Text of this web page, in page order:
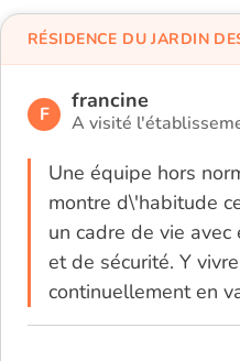
F
francine
A visité
Une équipe hors
montre d\'habitude
un cadre de vie
et de sécurité. Y
continuellement en
RÉSIDENCE DU JARDIN